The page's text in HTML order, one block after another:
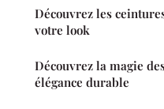
Découvrez les
votre look
Découvrez la magie
élégance durable